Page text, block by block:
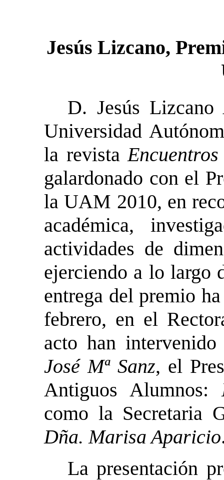
Jesús Lizcano,
D. Jesús
Universidad
la revista
galardonado con el
la UAM 2010, en
académica,
actividades de
ejerciendo a lo largo
entrega del premio
febrero, en el
acto han
José Mª Sanz, el
Antiguos Alumnos:
como la Secretaria
Dña. Marisa Aparicio
La presentación